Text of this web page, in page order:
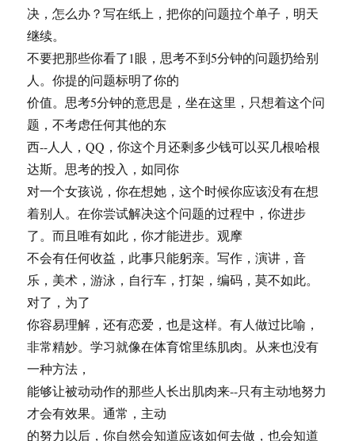
决，怎么办？写在纸上，把你的问题拉个单子，明天
继续。
不要把那些你看了1眼，思考不到5分钟的问题扔给别
人。你提的问题标明了你的
价值。思考5分钟的意思是，坐在这里，只想着这个问
题，不考虑任何其他的东
西--人人，QQ，你这个月还剩多少钱可以买几根哈根
达斯。思考的投入，如同你
对一个女孩说，你在想她，这个时候你应该没有在想
着别人。在你尝试解决这个问题的过程中，你进步
了。而且唯有如此，你才能进步。观摩
不会有任何收益，此事只能躬亲。写作，演讲，音
乐，美术，游泳，自行车，打架，编码，莫不如此。
对了，为了
你容易理解，还有恋爱，也是这样。有人做过比喻，
非常精妙。学习就像在体育馆里练肌肉。从来也没有
一种方法，
能够让被动动作的那些人长出肌肉来--只有主动地努力
才会有效果。通常，主动
的努力以后，你自然会知道应该如何去做，也会知道